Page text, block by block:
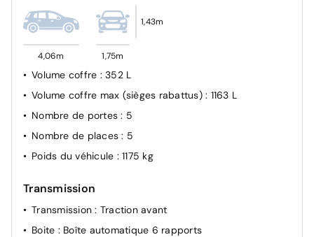
panneaux de signalisation et préconisation de vitesse,
Alerte attention conducteur pilotée par caméra interne
4,06m 1,75m
1,43m
Volume coffre : 352 L
Volume coffre max (sièges rabattus) : 1163 L
Nombre de portes: 5
Nombre de places: 5
Poids du véhicule : 1175 kg
Transmission
Transmission: Traction avant
Boite : Boîte automatique 6 rapports